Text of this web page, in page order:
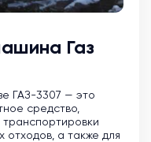
Газ
ГАЗ-3307 — это
средство,
отходов, а также для